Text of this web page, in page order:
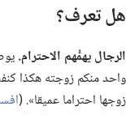
هل تعرف؟‏
الرجال يهمُّهم الاحترام.‏
واحد منكم زوجته هكذا
زوجها احتراما عميقا».‏ (‏